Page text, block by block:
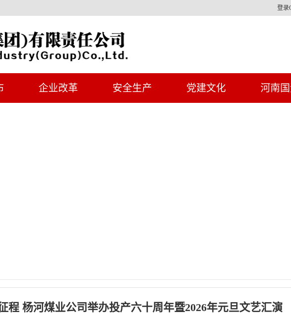
登录
企业改革 安全生产 党建文化 河南
程 杨河煤业公司举办投产六十周年暨2026年元旦文艺汇演